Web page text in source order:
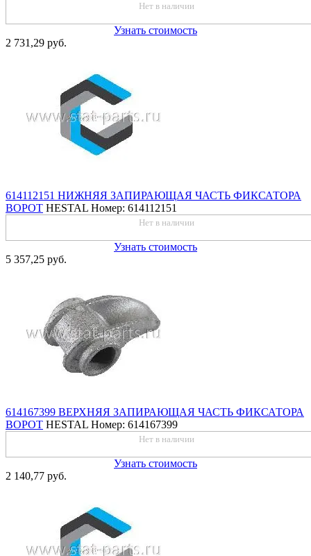
Нет в наличии
Узнать стоимость
2 731,29 руб.
614112151 НИЖНЯЯ ЗАПИРАЮЩАЯ ЧАСТЬ ФИКСАТОРА
ВОРОТ HESTAL Номер: 614112151
Нет в наличии
Узнать стоимость
5 357,25 руб.
614167399 ВЕРХНЯЯ ЗАПИРАЮЩАЯ ЧАСТЬ ФИКСАТОРА
ВОРОТ HESTAL Номер: 614167399
Нет в наличии
Узнать стоимость
2 140,77 руб.